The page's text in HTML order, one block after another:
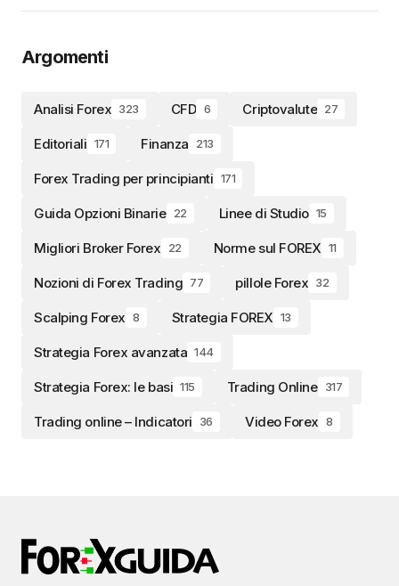
Argomenti
Analisi Forex 323 CFD 6 Criptovalute 27
Editoriali 171 Finanza 213
Forex Trading per principianti 171
Guida Opzioni Binarie 22 Linee di Studio 15
Migliori Broker Forex 22 Norme sul FOREX 11
Nozioni di Forex Trading 77 pillole Forex 32
Scalping Forex 8 Strategia FOREX 13
Strategia Forex avanzata 144
Strategia Forex: le basi 115 Trading Online 317
Trading online – Indicatori 36 Video Forex 8